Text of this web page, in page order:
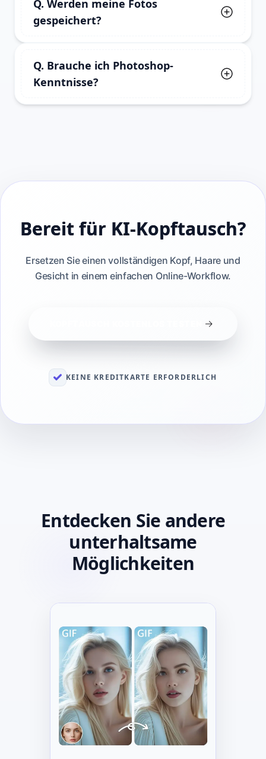
konzipiert.
Q. Werden meine Fotos
gespeichert?
Hochgeladene Fotos werden nur für den
Tausch verarbeitet und nicht langfristig
Q. Brauche ich Photoshop-
Kenntnisse?
Bereit für KI-Kopftausch?
Ersetzen Sie einen vollständigen Kopf, Haare und
Gesicht in einem einfachen Online-Workflow.
KEINE KREDITKARTE ERFORDERLICH
Entdecken Sie andere
unterhaltsame
Möglichkeiten